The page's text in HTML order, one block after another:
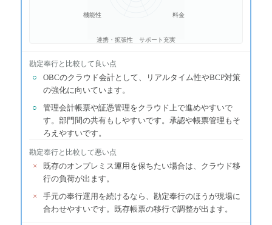
料金
サポート充実
連携・拡張性
機能性
勘定奉行と比較して良い点
○
OBCのクラウド会計として、リアルタイム性やBCP対策
の強化に向いています。
○
管理会計帳票や証憑管理をクラウド上で進めやすいで
す。部門間の共有もしやすいです。承認や帳票管理もそ
ろえやすいです。
勘定奉行と比較して悪い点
×
既存のオンプレミス運用を保ちたい場合は、クラウド移
行の負荷が出ます。
×
手元の奉行運用を続けるなら、勘定奉行のほうが現場に
合わせやすいです。既存帳票の移行で調整が出ます。